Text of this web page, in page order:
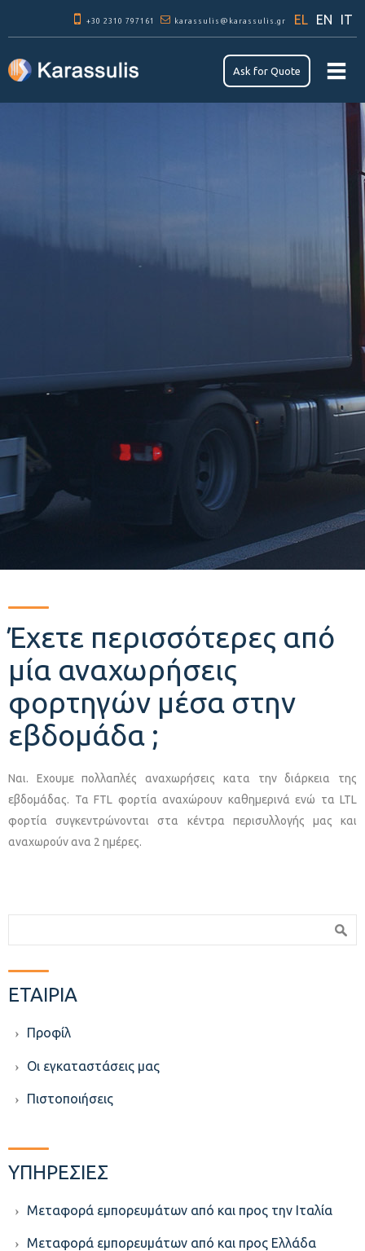
προς το
κυρίως
+30 2310 797161 karassulis@karassulis.gr EL EN IT
Αsk for Quote
Έχετε περισσότερες από
μία αναχωρήσεις
φορτηγών μέσα στην
εβδομάδα ;
Ναι. Εχουμε πολλαπλές αναχωρήσεις κατα την διάρκεια της
εβδομάδας. Τα FTL φορτία αναχώρουν καθημερινά ενώ τα LTL
φορτία συγκεντρώνονται στα κέντρα περισυλλογής μας και
αναχωρούν ανα 2 ημέρες.
ΕΤΑΙΡΙΑ
Προφίλ
Οι εγκαταστάσεις μας
Πιστοποιήσεις
ΥΠΗΡΕΣΙΕΣ
Μεταφορά εμπορευμάτων από και προς την Ιταλία
Μεταφορά εμπορευμάτων από και προς Ελλάδα